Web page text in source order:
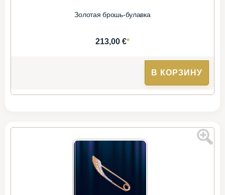
Золотая брошь-булавка
213,00 €*
В КОРЗИНУ